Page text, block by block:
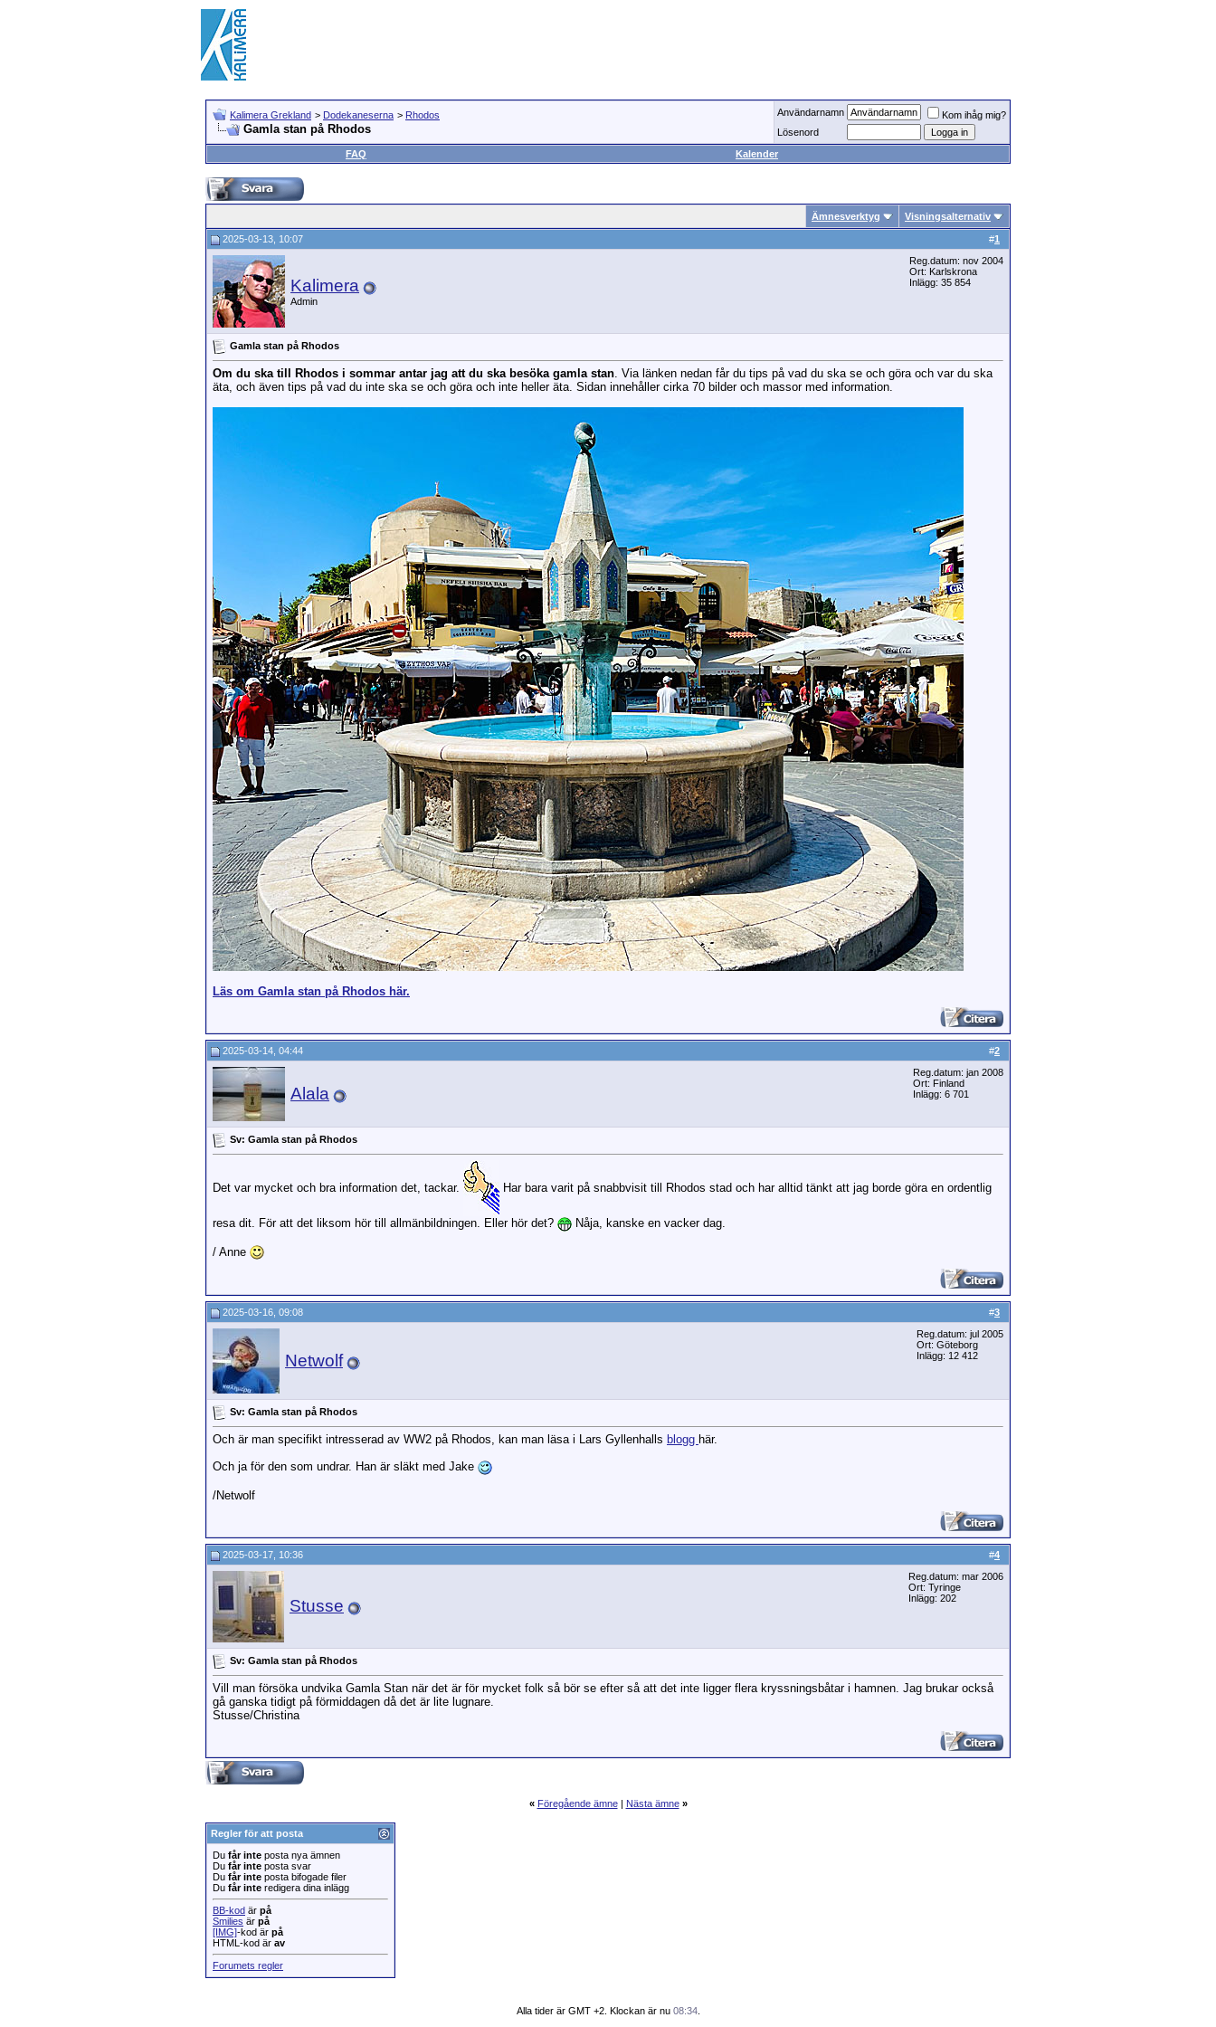
Kalimera Grekland > Dodekaneserna > Rhodos
Gamla stan på Rhodos
Användarnamn
Kom ihåg mig?
Lösenord
FAQ
Kalender
Ämnesverktyg Visningsalternativ
#1
2025-03-13, 10:07
Kalimera
Admin
Reg.datum: nov 2004
Ort: Karlskrona
Inlägg: 35 854
Gamla stan på Rhodos
Om du ska till Rhodos i sommar antar jag att du ska besöka gamla stan. Via länken nedan får du tips på vad du ska se och göra och var du ska
äta, och även tips på vad du inte ska se och göra och inte heller äta. Sidan innehåller cirka 70 bilder och massor med information.
Läs om Gamla stan på Rhodos här.
#2
2025-03-14, 04:44
Alala
Reg.datum: jan 2008
Ort: Finland
Inlägg: 6 701
Sv: Gamla stan på Rhodos
Det var mycket och bra information det, tackar. Har bara varit på snabbvisit till Rhodos stad och har alltid tänkt att jag borde göra en ordentlig
resa dit. För att det liksom hör till allmänbildningen. Eller hör det? Nåja, kanske en vacker dag.
/ Anne
#3
2025-03-16, 09:08
Netwolf
Reg.datum: jul 2005
Ort: Göteborg
Inlägg: 12 412
Sv: Gamla stan på Rhodos
Och är man specifikt intresserad av WW2 på Rhodos, kan man läsa i Lars Gyllenhalls blogg här.
Och ja för den som undrar. Han är släkt med Jake
/Netwolf
#4
2025-03-17, 10:36
Stusse
Reg.datum: mar 2006
Ort: Tyringe
Inlägg: 202
Sv: Gamla stan på Rhodos
Vill man försöka undvika Gamla Stan när det är för mycket folk så bör se efter så att det inte ligger flera kryssningsbåtar i hamnen. Jag brukar också
gå ganska tidigt på förmiddagen då det är lite lugnare.
Stusse/Christina
« Föregående ämne| Nästa ämne »
Regler för att posta
Du får inte posta nya ämnen
Du får inte posta svar
Du får inte posta bifogade filer
Du får inte redigera dina inlägg
BB-kod är på
Smilies är på
[IMG]-kod är på
HTML-kod är av
Forumets regler
Alla tider är GMT +2. Klockan är nu 08:34.